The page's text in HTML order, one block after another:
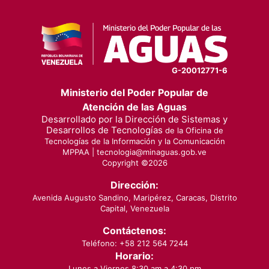
G-20012771-6
Ministerio del Poder Popular de
Atención de las Aguas
Desarrollado por la Dirección de Sistemas y
Desarrollos de Tecnologías de la Oficina de
Tecnologías de la Información y la Comunicación
MPPAA | tecnologia@minaguas.gob.ve
Copyright ©2026
Dirección:
Avenida Augusto Sandino, Maripérez, Caracas, Distrito
Capital, Venezuela
Contáctenos:
Teléfono: +58 212 564 7244
Horario: